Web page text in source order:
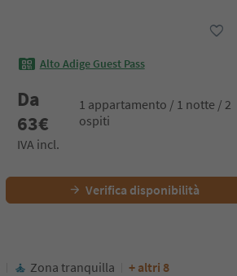
Alto Adige Guest Pass
Da
63€
1 appartamento / 1 notte / 2
ospiti
IVA incl.
Verifica disponibilità
Zona tranquilla + altri 8